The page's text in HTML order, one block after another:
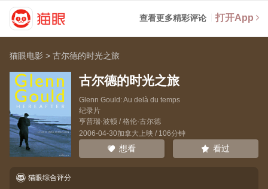
查看更多精彩评论 打开App
猫眼电影 >古尔德的时光之旅
古尔德的时光之旅
Glenn Gould: Au delà du temps
纪录片
亨普瑞·波顿 /格伦·古尔德
2006-04-30加拿大上映 / 106分钟
想看 看过
猫眼综合评分